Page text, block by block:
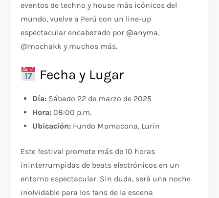
eventos de techno y house más icónicos del
mundo, vuelve a Perú con un line-up
espectacular encabezado por @anyma,
@mochakk y muchos más.
Fecha y Lugar
Día: Sábado 22 de marzo de 2025
Hora: 08:00 p.m.
Ubicación: Fundo Mamacona, Lurín
Este festival promete más de 10 horas
ininterrumpidas de beats electrónicos en un
entorno espectacular. Sin duda, será una noche
inolvidable para los fans de la escena